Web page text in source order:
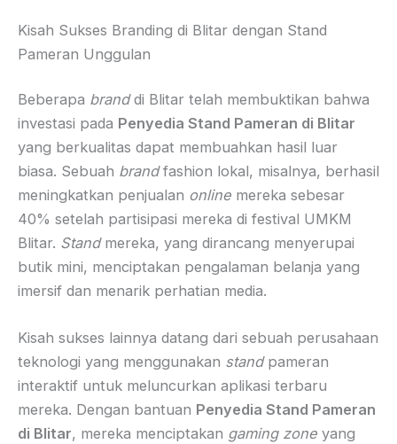
Kisah Sukses Branding di Blitar dengan Stand
Pameran Unggulan
Beberapa branddi Blitar telah membuktikan bahwa
investasi pada Penyedia Stand Pameran di Blitar
yang berkualitas dapat membuahkan hasil luar
biasa. Sebuah brandfashion lokal, misalnya, berhasil
meningkatkan penjualan online mereka sebesar
40% setelah partisipasi mereka di festival UMKM
Blitar. Standmereka, yang dirancang menyerupai
butik mini, menciptakan pengalaman belanja yang
imersif dan menarik perhatian media.
Kisah sukses lainnya datang dari sebuah perusahaan
teknologi yang menggunakan standpameran
interaktif untuk meluncurkan aplikasi terbaru
mereka. Dengan bantuan Penyedia Stand Pameran
di Blitar, mereka menciptakan gaming zone yang